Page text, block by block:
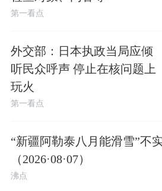
第一看点
外交部：日本执政当局应倾
听民众呼声 停止在核问题上
玩火
第一看点
“新疆阿勒泰八月能滑雪”不
（2026·08·07）
沸点